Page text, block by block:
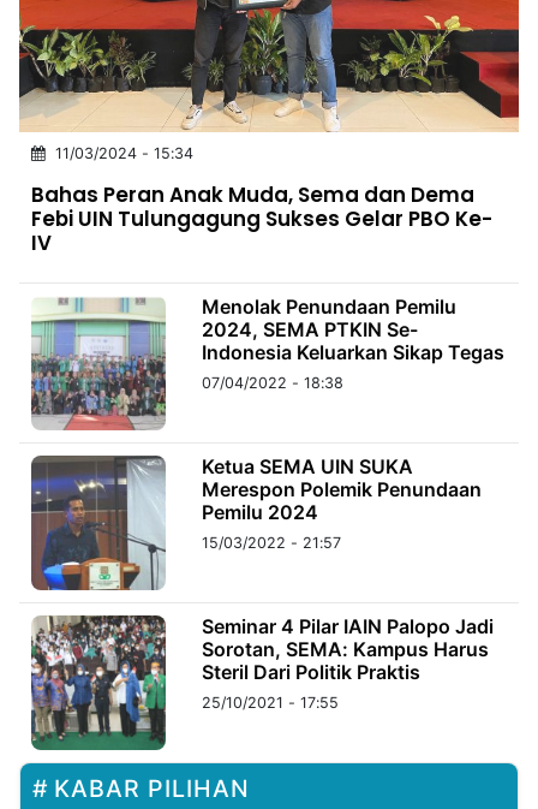
INDONESIA
Partner
NTB
Time
IDN
Jogja
Rakyat
News
Notice
Baru
Kabarbaru
Kabarbaru.co
2026
PT.
Kabarbaru
Media
Holding
11/03/2024 - 15:34
Bahas Peran Anak Muda, Sema dan Dema
Febi UIN Tulungagung Sukses Gelar PBO Ke-
IV
Menolak Penundaan Pemilu
2024, SEMA PTKIN Se-
Indonesia Keluarkan Sikap Tegas
07/04/2022 - 18:38
Ketua SEMA UIN SUKA
Merespon Polemik Penundaan
Pemilu 2024
15/03/2022 - 21:57
Seminar 4 Pilar IAIN Palopo Jadi
Sorotan, SEMA: Kampus Harus
Steril Dari Politik Praktis
25/10/2021 - 17:55
KABAR PILIHAN